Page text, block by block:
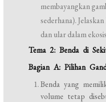
membayangkan
sederhana).
dan ular dalam
Tema 2: Benda di
Bagian A: Pilihan
Benda yang
volume tetap